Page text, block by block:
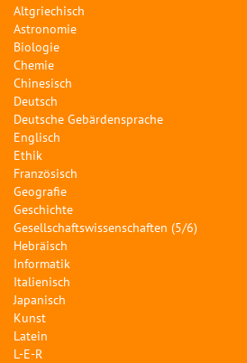
Altgriechisch
Astronomie
Biologie
Chemie
Chinesisch
Deutsch
Deutsche Gebärdensprache
Englisch
Ethik
Französisch
Geografie
Geschichte
Gesellschaftswissenschaften (5/6)
Hebräisch
Informatik
Italienisch
Japanisch
Kunst
Latein
L-E-R